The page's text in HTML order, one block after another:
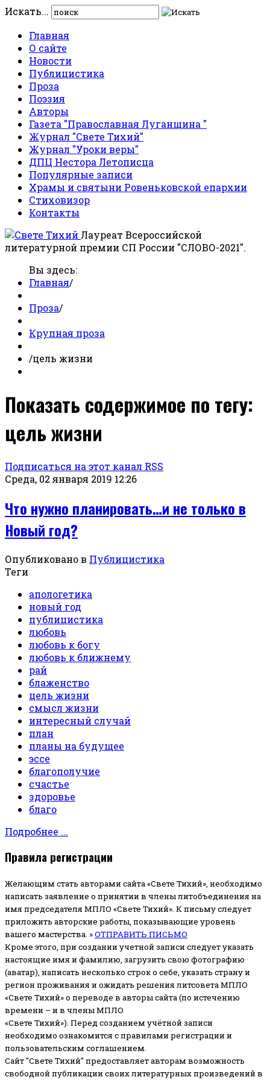
Искать...
Главная
О сайте
Новости
Публицистика
Проза
Поэзия
Авторы
Газета "Православная Луганщина "
Журнал "Свете Тихий"
Журнал "Уроки веры"
ДПЦ Нестора Летописца
Популярные записи
Храмы и святыни Ровеньковской епархии
Стиховизор
Контакты
Лауреат Всероссийской
литературной премии СП России "СЛОВО-2021".
Вы здесь:
Главная/
Проза/
Крупная проза
/цель жизни
Показать содержимое по тегу:
цель жизни
Подписаться на этот канал RSS
Среда, 02 января 2019 12:26
Что нужно планировать…и не только в
Новый год?
Опубликовано в Публицистика
Теги
апологетика
новый год
публицистика
любовь
любовь к богу
любовь к ближнему
рай
блаженство
цель жизни
смысл жизни
интересный случай
план
планы на будущее
эссе
благополучие
счастье
здоровье
благо
Подробнее ...
Правила регистрации
Желающим стать авторами сайта «Свете Тихий», необходимо
написать заявление о принятии в члены литобъединения на
имя председателя МПЛО «Свете Тихий». К письму следует
приложить авторские работы, показывающие уровень
вашего мастерства. »ОТПРАВИТЬ ПИСЬМО
Кроме этого, при создании учетной записи следует указать
настоящие имя и фамилию, загрузить свою фотографию
(аватар), написать несколько строк о себе, указать страну и
регион проживания и ожидать решения литсовета МПЛО
«Свете Тихий» о переводе в авторы сайта (по истечению
времени – и в члены МПЛО
«Свете Тихий»). Перед созданием учётной записи
необходимо ознакомится с правилами регистрации и
пользовательским соглашением.
Сайт "Свете Тихий" предоставляет авторам возможность
свободной публикации своих литературных произведений в